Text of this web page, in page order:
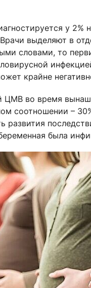
у 2%
выделяют в
словами, то
крайне
ЦМВ во время
соотношении –
развития
была